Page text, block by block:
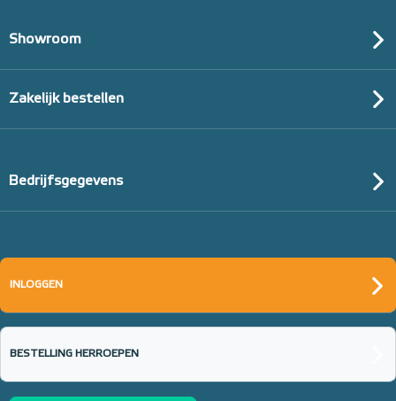
Showroom
Zakelijk bestellen
Bedrijfsgegevens
INLOGGEN
BESTELLING HERROEPEN